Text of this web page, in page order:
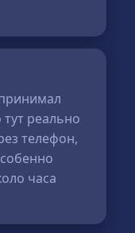
реально
телефон,
часа